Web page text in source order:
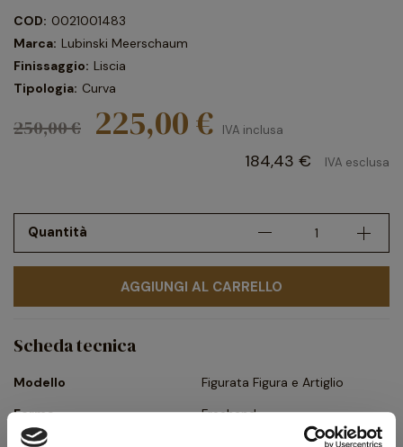
COD: 0021001483
Marca: Lubinski Meerschaum
Finissaggio: Liscia
Tipologia: Curva
250,00 € 225,00 € IVA inclusa
184,43 € IVA esclusa
Quantità
AGGIUNGI AL CARRELLO
Scheda tecnica
Modello
Figurata Figura e Artiglio
Forma
Freehand